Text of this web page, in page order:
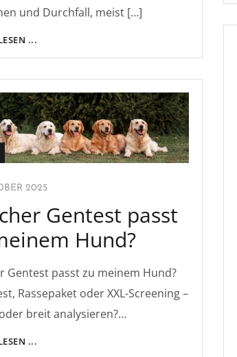
und Durchfall, meist […]
...
2025
Gentest passt
Hund?
Gentest passt zu meinem Hund?
Rassepaket oder XXL-Screening –
breit analysieren?…
...